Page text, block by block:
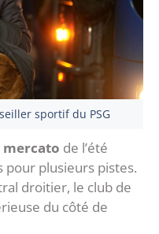
sportif du PSG
mercato de l’été
pour plusieurs pistes.
droitier, le club de
du côté de